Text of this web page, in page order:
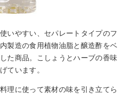
いやすい、セパレートタイプのフ
製造の食用植物油脂と醸造酢をベ
た商品。こしょうとハーブの香味
ています。
理に使って素材の味を引き立てら